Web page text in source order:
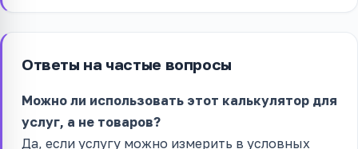
Ответы на частые вопросы
Можно ли использовать этот калькулятор для
услуг, а не товаров?
Да, если услугу можно измерить в условных